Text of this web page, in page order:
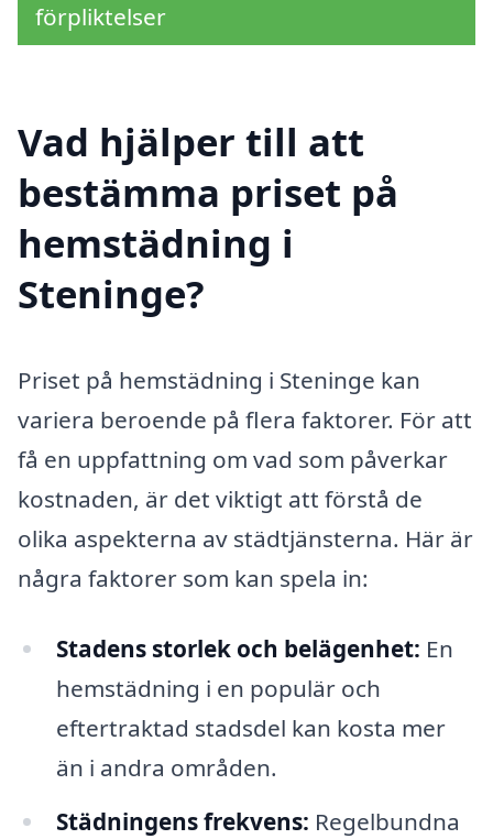
förpliktelser
Vad hjälper till att
bestämma priset på
hemstädning i
Steninge?
Priset på hemstädning i Steninge kan
variera beroende på flera faktorer. För att
få en uppfattning om vad som påverkar
kostnaden, är det viktigt att förstå de
olika aspekterna av städtjänsterna. Här är
några faktorer som kan spela in:
Stadens storlek och belägenhet: En
hemstädning i en populär och
eftertraktad stadsdel kan kosta mer
än i andra områden.
Städningens frekvens: Regelbundna